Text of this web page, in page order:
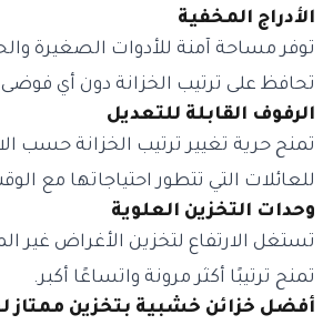
الأدراج المخفية
توفر مساحة آمنة للأدوات الصغيرة
تحافظ على ترتيب الخزانة دون أي
الرفوف القابلة للتعديل
تمنح حرية تغيير ترتيب الخزانة حسب
للعائلات التي تتطور احتياجاتها مع
وحدات التخزين العلوية
تستغل الارتفاع لتخزين الأغراض غير
تمنح ترتيبًا أكثر مرونة واتساعًا أكبر.
أفضل خزائن خشبية بتخزين ممتاز